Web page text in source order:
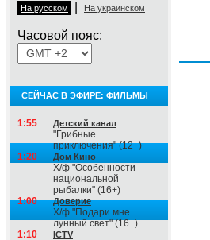
На русском На украинском
Часовой пояс:
СЕЙЧАС В ЭФИРЕ: ФИЛЬМЫ
1:55 Детский канал
"Грибные
приключения" (12+)
1:20
Дом Кино
Х/ф "Особенности
национальной
рыбалки" (16+)
1:00
Доверие
Х/ф "Подари мне
лунный свет" (16+)
1:10
ICTV